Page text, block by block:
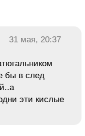
31 мая, 20:37
бы в след
эти кислые